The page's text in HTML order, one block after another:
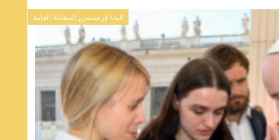
البابا فرنسيس, المقابلة العامة